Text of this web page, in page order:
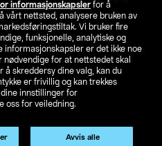
informasjonskapsler for å
vårt nettsted, analysere bruken av
Vi bruker fire
funksjonelle, analytiske og
informasjonskapsler er det ikke noe
nødvendige for at nettstedet skal
å skreddersy dine valg, kan du
er frivillig og kan trekkes
innstillinger for
oss for veiledning.
Avvis alle
NO FI
ekskl. moms